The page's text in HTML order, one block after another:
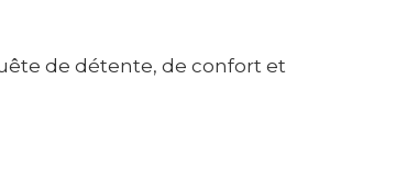
de détente, de confort et